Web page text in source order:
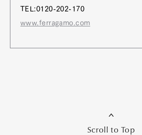
TEL:0120-202-170
www.ferragamo.com
Scroll to Top